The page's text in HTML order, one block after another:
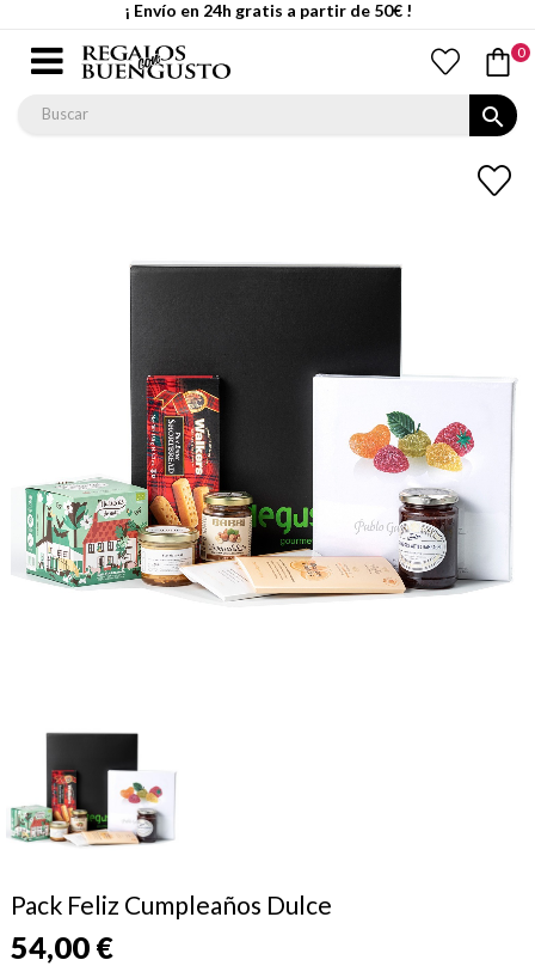
¡ Envío en 24h gratis a partir de 50€ !
0
search
Pack Feliz Cumpleaños Dulce
54,00 €